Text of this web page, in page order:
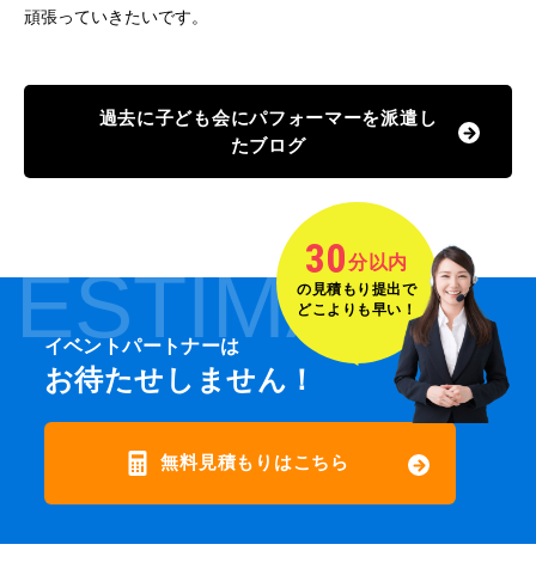
頑張っていきたいです。
過去に子ども会にパフォーマーを派遣し
たブログ
ESTIMATE
イベントパートナーは
お待たせしません！
無料見積もりはこちら
30分以内
の見積もり提出で
どこよりも早い！